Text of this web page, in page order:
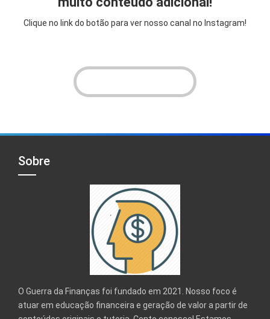
Clique no link do botão para ver nosso canal no Instagram!
Sobre
O Guerra da Finanças foi fundado em 2021. Nosso foco é
atuar em educação financeira e geração de valor a partir de